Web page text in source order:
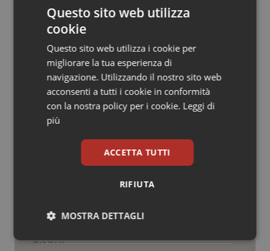
Salute orale & impianti
Sangue & coagulazione
Tiroide
Tumore al seno
Tumore ovarico
Tumori del Polmone & Testa Collo
Potrebbe interessarti in
Regioni e Asl
Settimana della Scienza dello
Spallanzani: capire la ricerca per
Schillaci: “Gli attuali indicatori non
fotografano la qualità reale del Ssn”
Questo sito web utilizza
cookie
Questo sito web utilizza i cookie per
migliorare la tua esperienza di
navigazione. Utilizzando il nostro sito web
acconsenti a tutti i cookie in conformità
con la nostra policy per i cookie. Leggi di
più
ACCETTA TUTTI
RIFIUTA
MOSTRA DETTAGLI
Necessari Statistici Marketing